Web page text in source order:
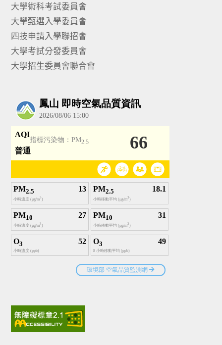
大學術科考試委員會
大學甄選入學委員會
四技申請入學聯招會
大學考試分發委員會
大學招生委員會聯合會